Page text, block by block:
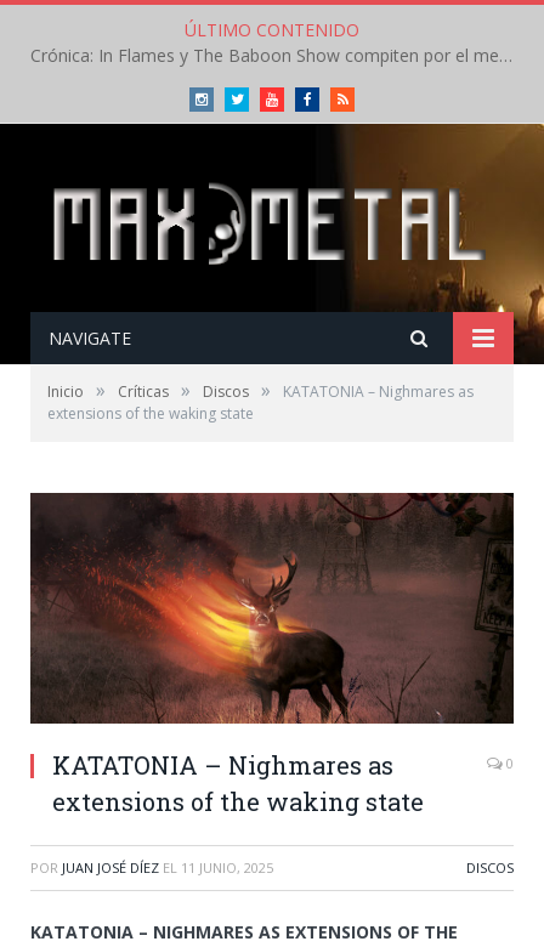
ÚLTIMO CONTENIDO
Crónica: In Flames y The Baboon Show compiten por el mejor concierto del día en el Leyendas del Rock – Viernes – Agosto 2026
InstagramTwitterYoutubeFacebookRSS
NAVIGATE
Inicio » Críticas » Discos »
KATATONIA – Nighmares as
extensions of the waking state
KATATONIA – Nighmares as
extensions of the waking state
0
POR JUAN JOSÉ DÍEZ EL 11 JUNIO, 2025 DISCOS
KATATONIA – NIGHMARES AS EXTENSIONS OF THE